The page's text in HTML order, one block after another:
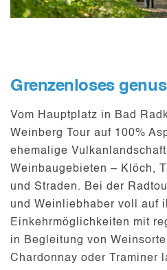
Grenzenloses
Vom Hauptplatz in Bad
Weinberg Tour auf 100%
ehemalige
Weinbaugebieten – Klöch,
und Straden. Bei der
und Weinliebhaber voll auf
Einkehrmöglichkeiten mit
in Begleitung von
Chardonnay oder Traminer